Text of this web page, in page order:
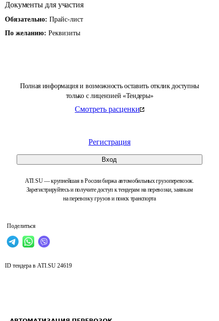
Полная информация и возможность оставить отклик доступны
только с лицензией «Тендеры»
Смотреть расценки
Регистрация
Вход
ATI.SU — крупнейшая в России биржа автомобильных грузоперевозок.
Зарегистрируйтесь и получите доступ к тендерам на перевозки, заявкам
на перевозку грузов и поиск транспорта
Поделиться
Документы для участия
Обязательно: Прайс-лист
По желанию: Реквизиты
ID тендера в ATI.SU 24619